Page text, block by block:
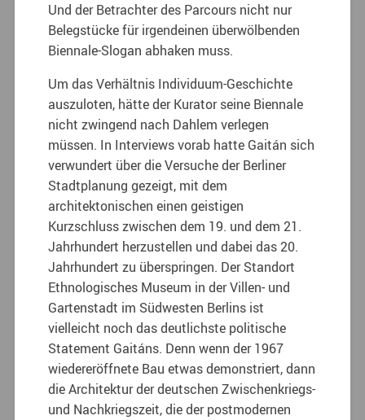
Und der Betrachter des Parcours nicht nur
Belegstücke für irgendeinen überwölbenden
Biennale-Slogan abhaken muss.
Um das Verhältnis Individuum-Geschichte
auszuloten, hätte der Kurator seine Biennale
nicht zwingend nach Dahlem verlegen
müssen. In Interviews vorab hatte Gaitán sich
verwundert über die Versuche der Berliner
Stadtplanung gezeigt, mit dem
architektonischen einen geistigen
Kurzschluss zwischen dem 19. und dem 21.
Jahrhundert herzustellen und dabei das 20.
Jahrhundert zu überspringen. Der Standort
Ethnologisches Museum in der Villen- und
Gartenstadt im Südwesten Berlins ist
vielleicht noch das deutlichste politische
Statement Gaitáns. Denn wenn der 1967
wiedereröffnete Bau etwas demonstriert, dann
die Architektur der deutschen Zwischenkriegs-
und Nachkriegszeit, die der postmodernen